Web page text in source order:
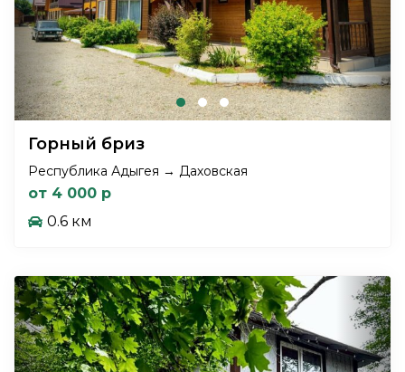
Горный бриз
Республика Адыгея → Даховская
от 4 000 р
0.6 км